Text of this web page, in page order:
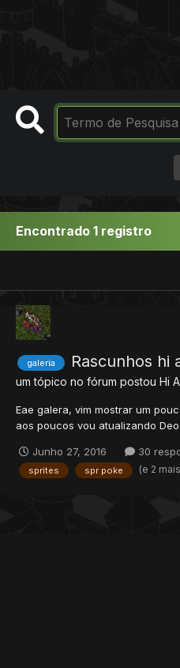
Encontrado 1 registro
galeria Rascunhos hi
um tópico no fórum postou Hi
Eae galera, vim mostrar um
aos poucos vou atualizando
Junho 27, 2016 30
sprites spr poke (e 2